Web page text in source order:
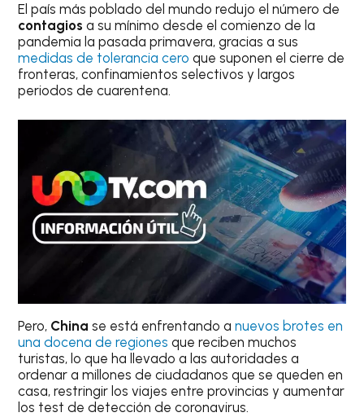
El país más poblado del mundo redujo el número de
contagiosa su mínimo desde el comienzo de la
pandemia la pasada primavera, gracias a sus
medidas de tolerancia ceroque suponen el cierre de
fronteras, confinamientos selectivos y largos
periodos de cuarentena.
Pero, Chinase está enfrentando anuevos brotes en
una docena de regionesque reciben muchos
turistas, lo que ha llevado a las autoridades a
ordenar a millones de ciudadanos que se queden en
casa, restringir los viajes entre provincias y aumentar
los test de detección de coronavirus.